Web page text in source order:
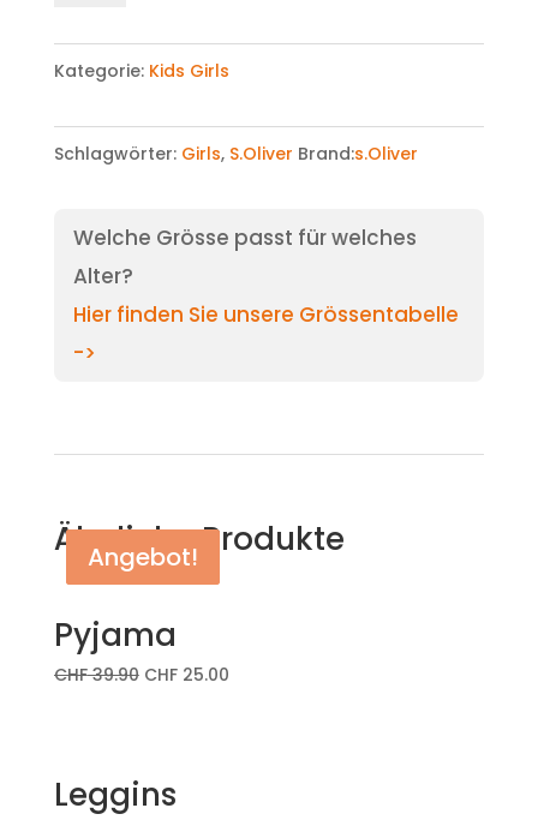
Kategorie: Kids Girls
Schlagwörter: Girls, S.Oliver Brand:s.Oliver
Welche Grösse passt für welches
Alter?
Hier finden Sie unsere Grössentabelle
->
Ähnliche Produkte
Angebot!
Pyjama
CHF39.90 CHF25.00
Angebot!
Leggins